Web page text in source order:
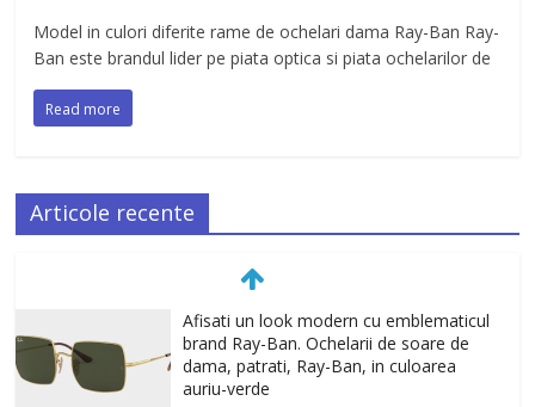
Model in culori diferite rame de ochelari dama Ray-Ban Ray-
Ban este brandul lider pe piata optica si piata ochelarilor de
Read more
Articole recente
Afisati un look modern cu emblematicul
brand Ray-Ban. Ochelarii de soare de
dama, patrati, Ray-Ban, in culoarea
auriu-verde